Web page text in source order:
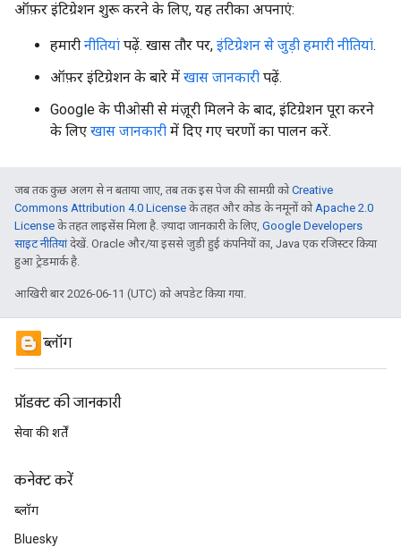
ऑफ़र इंटिग्रेशन शुरू करने के लिए, यह तरीका अपनाएं:
हमारी नीतियां पढ़ें. खास तौर पर, इंटिग्रेशन से जुड़ी हमारी नीतियां.
ऑफ़र इंटिग्रेशन के बारे में खास जानकारी पढ़ें.
Google के पीओसी से मंज़ूरी मिलने के बाद, इंटिग्रेशन पूरा करने
के लिए खास जानकारी में दिए गए चरणों का पालन करें.
जब तक कुछ अलग से न बताया जाए, तब तक इस पेज की सामग्री कोCreative
Commons Attribution 4.0 License के तहत और कोड के नमूनों कोApache 2.0
License के तहत लाइसेंस मिला है. ज़्यादा जानकारी के लिए, Google Developers
साइट नीतियांदेखें. Oracle और/या इससे जुड़ी हुई कंपनियों का, Java एक रजिस्टर किया
हुआ ट्रेडमार्क है.
आखिरी बार 2026-06-11 (UTC) को अपडेट किया गया.
ब्लॉग
प्रॉडक्ट की जानकारी
सेवा की शर्तें
कनेक्ट करें
ब्लॉग
Bluesky